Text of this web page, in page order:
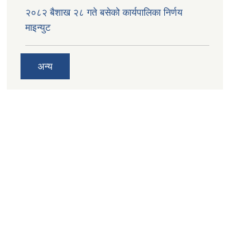
२०८२ बैशाख २८ गते बसेको कार्यपालिका निर्णय
माइन्युट
अन्य